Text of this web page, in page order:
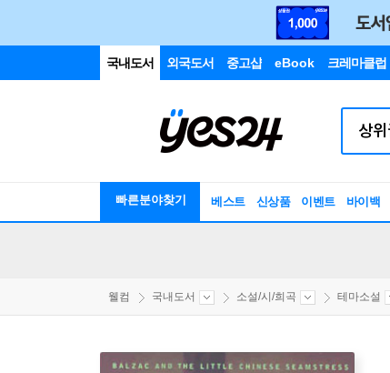
국내도서 외국도서 중고샵 eBook 크레마클럽
빠른분야찾기 베스트 신상품 이벤트 바이백
웰컴 국내도서 소설/시/희곡 테마소설